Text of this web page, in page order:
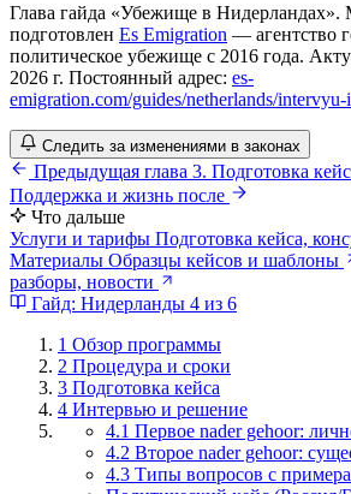
Глава гайда «Убежище в Нидерландах».
подготовлен Es Emigration — агентство
политическое убежище с 2016 года.
2026 г. Постоянный адрес: es-
emigration.com/guides/netherlands/intervyu-
Следить за изменениями в законах
Предыдущая глава 3. Подготовка
Поддержка и жизнь после
Что дальше
Услуги и тарифы Подготовка кейса,
Материалы Образцы кейсов и шаблоны
разборы, новости
Гайд: Нидерланды 4 из 6
1 Обзор программы
2 Процедура и сроки
3 Подготовка кейса
4 Интервью и решение
4.1 Первое nader gehoor:
4.2 Второе nader gehoor:
4.3 Типы вопросов с